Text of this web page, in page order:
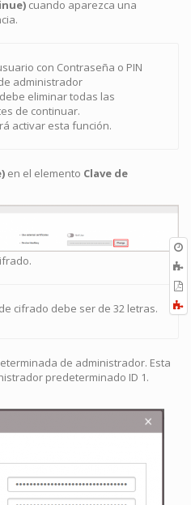
cuando aparezca una
con Contraseña o PIN
administrador
eliminar todas las
de continuar.
activar esta función.
en el elemento Clave de
cifrado debe ser de 32 letras.
de administrador. Esta
predeterminado ID 1.